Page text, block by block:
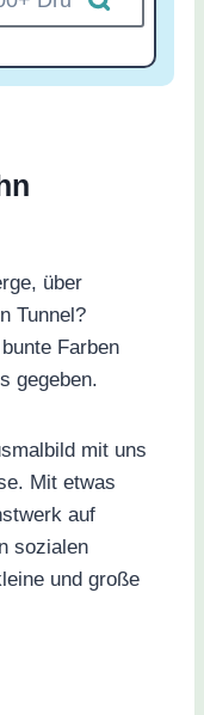
über
Tunnel?
Farben
gegeben.
mit uns
Mit etwas
auf
sozialen
und große